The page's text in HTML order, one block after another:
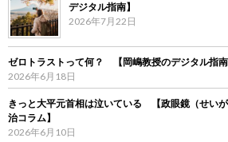
デジタル指南】
2026年7月22日
ゼロトラストって何？ 【岡嶋教授のデジタル指南
2026年6月18日
きっと大平元首相は泣いている 【政眼鏡（せい
治コラム】
2026年6月10日